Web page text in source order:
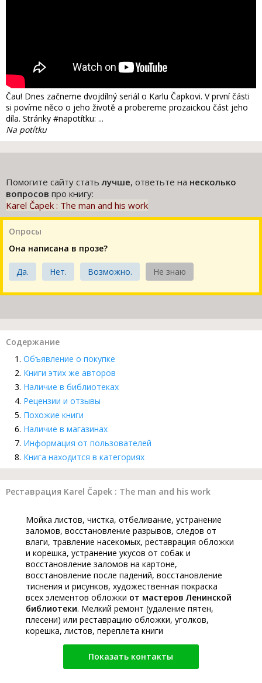
Čau! Dnes začneme dvojdílný seriál o Karlu Čapkovi. V první části
si povíme něco o jeho životě a probereme prozaickou část jeho
díla. Stránky #napotítku: ...
Na potítku
Помогите сайту статьлучше, ответьте на несколько
вопросов про книгу:
Karel Čapek : The man and his work
Опросы
Она написана в прозе?
Да. Нет. Возможно. Не знаю
Содержание
Объявление о покупке
Книги этих же авторов
Наличие в библиотеках
Рецензии и отзывы
Похожие книги
Наличие в магазинах
Информация от пользователей
Книга находится в категориях
Реставрация Karel Čapek : The man and his work
Мойка листов, чистка, отбеливание, устранение
заломов, восстановление разрывов, следов от
влаги, травление насекомых, реставрация обложки
и корешка, устранение укусов от собак и
восстановление заломов на картоне,
восстановление после падений, восстановление
тиснения и рисунков, художественная покраска
всех элементов обложки от мастеров Ленинской
библиотеки. Мелкий ремонт (удаление пятен,
плесени) или реставрацию обложки, уголков,
корешка, листов, переплета книги
Показать контакты